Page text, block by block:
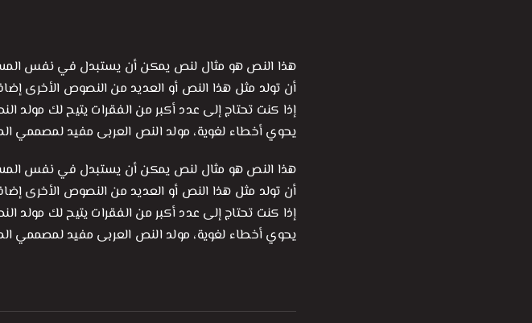
هذا النص هو مثال لنص يمكن أن يستبدل في نفس
أن تولد مثل هذا النص أو العديد من النصوص الأخرى
إذا كنت تحتاج إلى عدد أكبر من الفقرات يتيح لك مولد
يحوي أخطاء لغوية، مولد النص العربى مفيد لمصممي
هذا النص هو مثال لنص يمكن أن يستبدل في نفس
أن تولد مثل هذا النص أو العديد من النصوص الأخرى
إذا كنت تحتاج إلى عدد أكبر من الفقرات يتيح لك مولد
يحوي أخطاء لغوية، مولد النص العربى مفيد لمصممي